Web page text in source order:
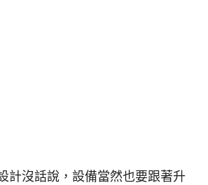
計沒話說，設備當然也要跟著升